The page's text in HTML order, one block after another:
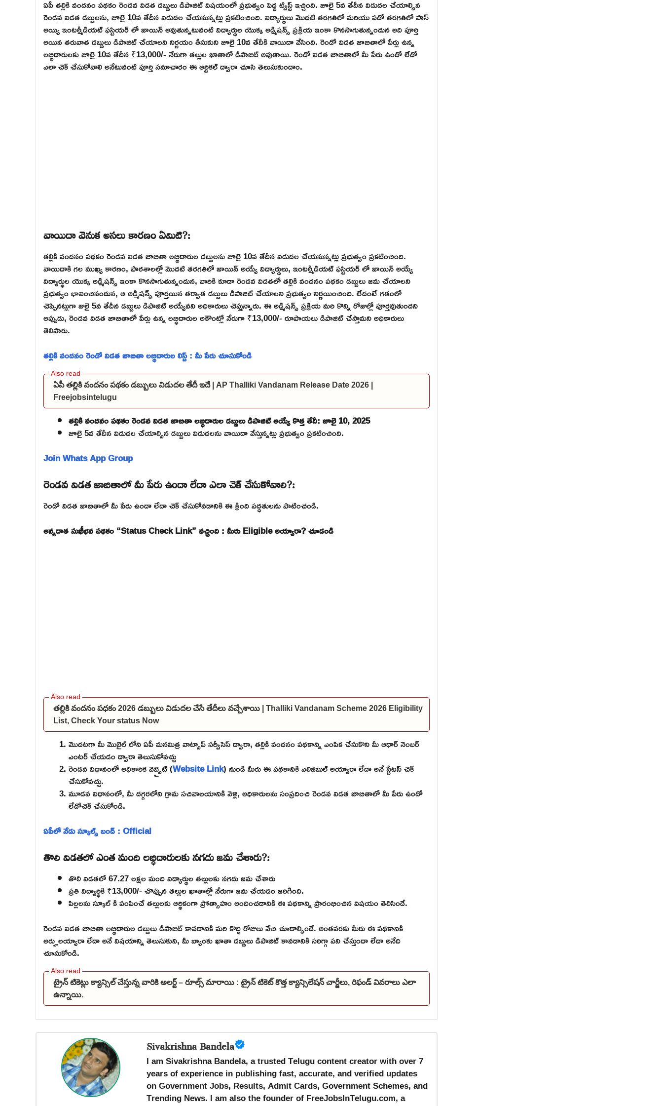
ఏపీ తల్లికి వందనం పథకం రెండవ విడత డబ్బులు డిపాజిట్ విషయంలో ప్రభుత్వం పెద్ద ట్విస్ట్ ఇచ్చింది. జూలై 5వ తేదీన విడుదల చేయాల్సిన
రెండవ విడత డబ్బులను, జూలై 10వ తేదీన విడుదల చేయనున్నట్లు ప్రకటించింది. విద్యార్థులు మొదటి తరగతిలో మరియు పదో తరగతిలో పాస్
అయ్యి ఇంటర్మీడియట్ ఫస్టియర్ లో జాయిన్ అవుతున్నటువంటి విద్యార్థుల యొక్క అడ్మిషన్స్ ప్రక్రియ ఇంకా కొనసాగుతున్నందున అది పూర్తి
అయిన తరువాత డబ్బులు డిపాజిట్ చేయాలని నిర్ణయం తీసుకుని జూలై 10వ తేదీకి వాయిదా వేసింది. రెండో విడత జాబితాలో పేర్లు ఉన్న
లబ్ధిదారులకు జూలై 10వ తేదీన ₹13,000/- నేరుగా తల్లుల ఖాతాలో డిపాజిట్ అవుతాయి. రెండో విడత జాబితాలో మీ పేరు ఉందో లేదో
ఎలా చెక్ చేసుకోవాలి అనేటువంటి పూర్తి సమాచారం ఈ ఆర్టికల్ ద్వారా చూసి తెలుసుకుందాం.
వాయిదా వెనుక అసలు కారణం ఏమిటి?:
తల్లికి వందనం పథకం రెండవ విడత జాబితా లబ్ధిదారుల డబ్బులను జూలై 10వ తేదీన విడుదల చేయనున్నట్లు ప్రభుత్వం ప్రకటించింది.
వాయిదాకి గల ముఖ్య కారణం, పాఠశాలల్లో మొదటి తరగతిలో జాయిన్ అయ్యే విద్యార్థులు, ఇంటర్మీడియట్ ఫస్టియర్ లో జాయిన్ అయ్యే
విద్యార్థుల యొక్క అడ్మిషన్స్ ఇంకా కొనసాగుతున్నందున, వారికి కూడా రెండవ విడతలో తల్లికి వందనం పథకం డబ్బులు జమ చేయాలని
ప్రభుత్వం భావించినందున, ఆ అడ్మిషన్స్ పూర్తయిన తర్వాత డబ్బులు డిపాజిట్ చేయాలని ప్రభుత్వం నిర్ణయించింది. లేదంటే గతంలో
చెప్పినట్లుగా జులై 5వ తేదీన డబ్బులు డిపాజిట్ అయ్యేవని అధికారులు చెప్తున్నారు. ఈ అడ్మిషన్స్ ప్రక్రియ మరి కొన్ని రోజుల్లో పూర్తవుతుందని
అప్పుడు, రెండవ విడత జాబితాలో పేర్లు ఉన్న లబ్ధిదారుల అకౌంట్లో నేరుగా ₹13,000/- రూపాయలు డిపాజిట్ చేస్తామని అధికారులు
తెలిపారు.
తల్లికి వందనం రెండో విడత జాబితా లబ్ధిదారుల లిస్ట్ : మీ పేరు చూసుకోండి
ఏపీ తల్లికి వందనం పథకం డబ్బులు విడుదల తేదీ ఇదే | AP Thalliki Vandanam Release Date 2026 |
Freejobsintelugu
తల్లికి వందనం పథకం రెండవ విడత జాబితా లబ్ధిదారుల డబ్బులు డిపాజిట్ అయ్యే కొత్త తేదీ: జూలై 10, 2025
జూలై 5వ తేదీన విడుదల చేయాల్సిన డబ్బులు విడుదలను వాయిదా వేస్తున్నట్లు ప్రభుత్వం ప్రకటించింది.
Join Whats App Group
రెండవ విడత జాబితాలో మీ పేరు ఉందా లేదా ఎలా చెక్ చేసుకోవాలి?:
రెండో విడత జాబితాలో మీ పేరు ఉందా లేదా చెక్ చేసుకోవడానికి ఈ క్రింది పద్ధతులను పాటించండి.
అన్నదాత సుఖీభవ పథకం “Status Check Link” వచ్చింది : మీరు Eligible అయ్యారా? చూడండి
తల్లికి వందనం పధకం 2026 డబ్బులు విడుదల చేసే తేదీలు వచ్చేశాయి | Thalliki Vandanam Scheme 2026 Eligibility
List, Check Your status Now
మొదటగా మీ మొబైల్ లోని ఏపీ మనమిత్ర వాట్సాప్ సర్వీసెస్ ద్వారా, తల్లికి వందనం పథకాన్ని ఎంపిక చేసుకొని మీ ఆధార్ నెంబర్
ఎంటర్ చేయడం ద్వారా తెలుసుకోవచ్చు
రెండవ విధానంలో అధికారిక వెబ్సైట్ (Website Link) నుండి మీరు ఈ పథకానికి ఎలిజిబుల్ అయ్యారా లేదా అనే స్టేటస్ చెక్
చేసుకోవచ్చు.
మూడవ విధానంలో, మీ దగ్గరలోని గ్రామ సచివాలయానికి వెళ్లి, అధికారులను సంప్రదించి రెండవ విడత జాబితాలో మీ పేరు ఉందో
లేదోచెక్ చేసుకోండి.
ఏపీలో నేడు స్కూల్స్ బంద్ : Official
తొలి విడతలో ఎంత మంది లబ్ధిదారులకు నగదు జమ చేశారు?:
తొలి విడతలో 67.27 లక్షల మంది విద్యార్థుల తల్లులకు నగదు జమ చేశారు
ప్రతి విద్యార్థికి ₹13,000/- చొప్పున తల్లుల ఖాతాల్లో నేరుగా జమ చేయడం జరిగింది.
పిల్లలను స్కూల్ కి పంపించే తల్లులకు ఆర్థికంగా ప్రోత్సాహం అందించడానికి ఈ పథకాన్ని ప్రారంభించిన విషయం తెలిసిందే.
రెండవ విడత జాబితా లబ్ధిదారుల డబ్బులు డిపాజిట్ కావడానికి మరి కొద్ది రోజులు వేచి చూడాల్సిందే. అంతవరకు మీరు ఈ పథకానికి
అర్హులయ్యారా లేదా అనే విషయాన్ని తెలుసుకుని, మీ బ్యాంకు ఖాతా డబ్బులు డిపాజిట్ కావడానికి సరిగ్గా పని చేస్తుందా లేదా అనేది
చూసుకోండి.
ట్రైన్ టికెట్లు క్యాన్సిల్ చేస్తున్న వారికి అలర్ట్ – రూల్స్ మారాయి : ట్రైన్ టికెట్ కొత్త క్యాన్సిలేషన్ చార్జీలు, రిఫండ్ వివరాలు ఎలా
ఉన్నాయి.
Sivakrishna Bandela
I am Sivakrishna Bandela, a trusted Telugu content creator with over 7
years of experience in publishing fast, accurate, and verified updates
on Government Jobs, Results, Admit Cards, Government Schemes, and
Trending News. I am also the founder of FreeJobsInTelugu.com, a